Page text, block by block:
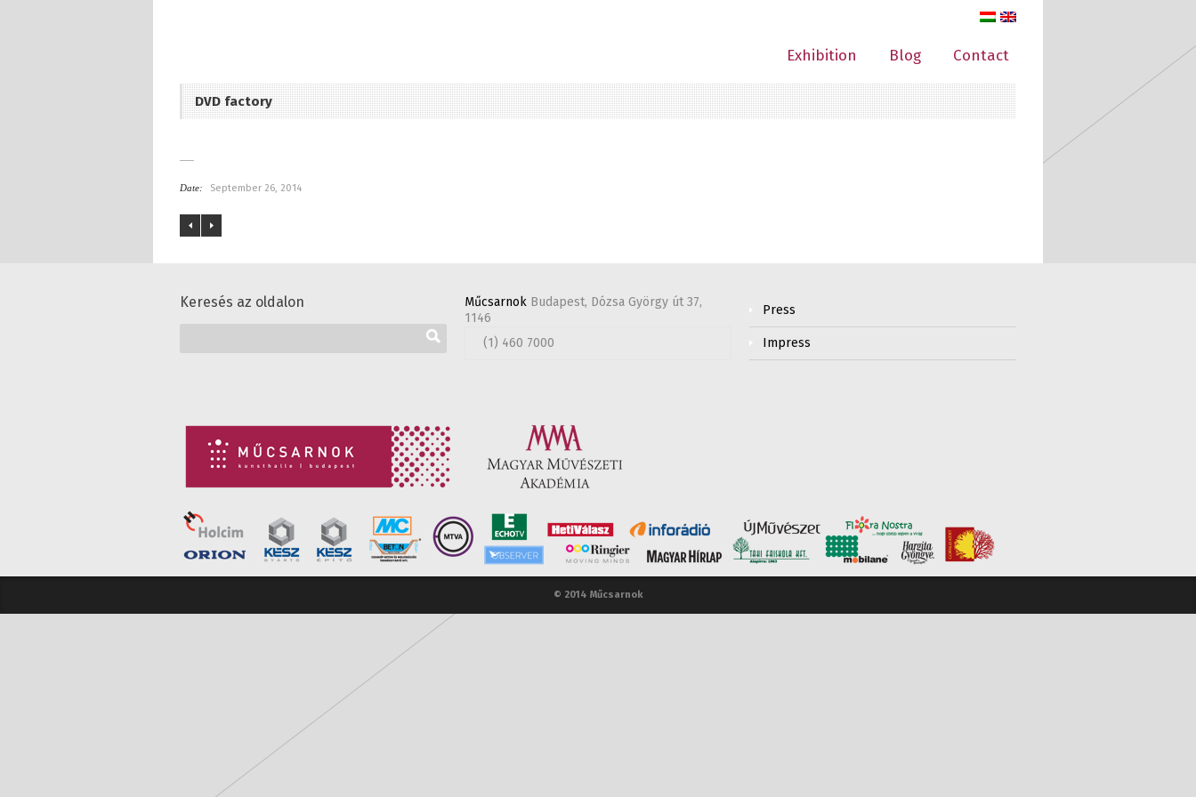
Exhibition Blog Contact
DVD factory
Date: September 26, 2014
Keresés az oldalon Műcsarnok Budapest, Dózsa György út 37,
1146
(1) 460 7000
Press
Impress
© 2014 Műcsarnok